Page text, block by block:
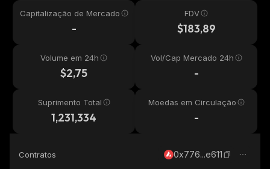
Capitalização de Mercado
-
FDV
$183,89
Volume em 24h
$2,75
Vol/Cap Mercado 24h
-
Suprimento Total
1,231,334
Moedas em Circulação
-
Contratos 0x776...e611